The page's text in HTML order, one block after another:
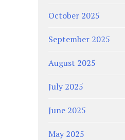
October 2025
September 2025
August 2025
July 2025
June 2025
May 2025